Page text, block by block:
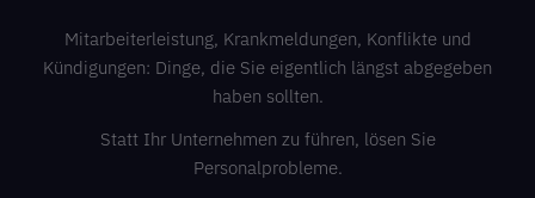
Mitarbeiterleistung, Krankmeldungen, Konflikte und
Kündigungen: Dinge, die Sie eigentlich längst abgegeben
haben sollten.
Statt Ihr Unternehmen zu führen, lösen Sie
Personalprobleme.